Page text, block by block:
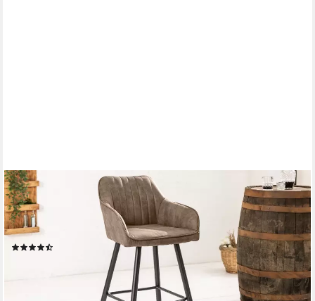
RIESS-AMBIENTE
Barhocker TURIN vintage taupe/schwarz – Microfaser, mit
Armlehne, Ziersteppung, komfortable Polsterung mit Fußablage
– ideal für Bar oder Küchentheke
lieferbar - in 3-4 Werktagen bei dir